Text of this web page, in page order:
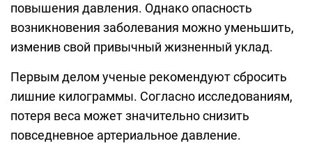
повышения давления. Однако опасность
возникновения заболевания можно уменьшить,
изменив свой привычный жизненный уклад.
Первым делом ученые рекомендуют сбросить
лишние килограммы. Согласно исследованиям,
потеря веса может значительно снизить
повседневное артериальное давление.